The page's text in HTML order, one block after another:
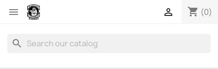
 shopping_cart (0)

search